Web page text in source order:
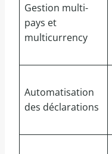
Gestion multi-
pays et
multicurrency
Automatisation
des déclarations